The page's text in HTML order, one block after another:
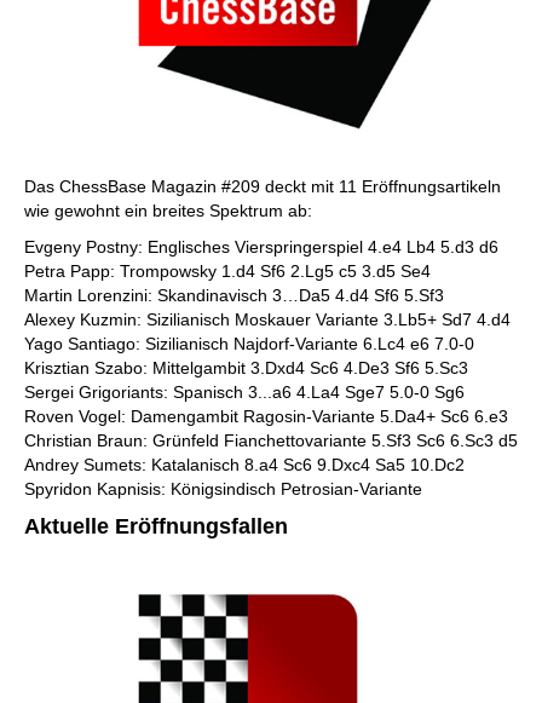
Das ChessBase Magazin #209 deckt mit 11 Eröffnungsartikeln
wie gewohnt ein breites Spektrum ab:
Evgeny Postny: Englisches Vierspringerspiel 4.e4 Lb4 5.d3 d6
Petra Papp: Trompowsky 1.d4 Sf6 2.Lg5 c5 3.d5 Se4
Martin Lorenzini: Skandinavisch 3…Da5 4.d4 Sf6 5.Sf3
Alexey Kuzmin: Sizilianisch Moskauer Variante 3.Lb5+ Sd7 4.d4
Yago Santiago: Sizilianisch Najdorf-Variante 6.Lc4 e6 7.0-0
Krisztian Szabo: Mittelgambit 3.Dxd4 Sc6 4.De3 Sf6 5.Sc3
Sergei Grigoriants: Spanisch 3...a6 4.La4 Sge7 5.0-0 Sg6
Roven Vogel: Damengambit Ragosin-Variante 5.Da4+ Sc6 6.e3
Christian Braun: Grünfeld Fianchettovariante 5.Sf3 Sc6 6.Sc3 d5
Andrey Sumets: Katalanisch 8.a4 Sc6 9.Dxc4 Sa5 10.Dc2
Spyridon Kapnisis: Königsindisch Petrosian-Variante
Aktuelle Eröffnungsfallen